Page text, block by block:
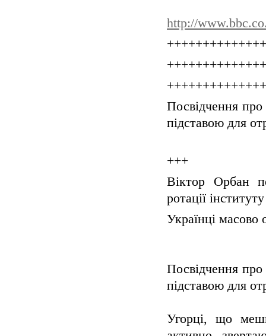
http://
Посвідчення
підставою для
+++
Віктор Орбан
ротації
Українці масово
Посвідчення
підставою для
Угорці, що